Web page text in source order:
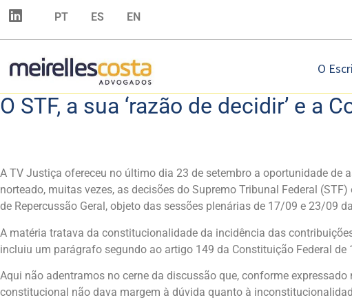
PT ES EN
O
O STF, a sua ‘razão de decidir’ e a
A TV Justiça ofereceu no último dia 23 de setembro a oportunidade
norteado, muitas vezes, as decisões do Supremo Tribunal Federal
de Repercussão Geral, objeto das sessões plenárias de 17/09 e 23/09
A matéria tratava da constitucionalidade da incidência das
incluiu um parágrafo segundo ao artigo 149 da Constituição Federal
Aqui não adentramos no cerne da discussão que, conforme
constitucional não dava margem à dúvida quanto à